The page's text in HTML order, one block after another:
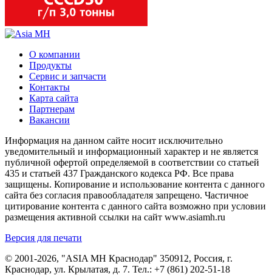
О компании
Продукты
Сервис и запчасти
Контакты
Карта сайта
Партнерам
Вакансии
Информация на данном сайте носит исключительно
уведомительный и информационный характер и не является
публичной офертой определяемой в соответствии со статьей
435 и статьей 437 Гражданского кодекса РФ. Все права
защищены. Копирование и использование контента с данного
сайта без согласия правообладателя запрещено. Частичное
цитирование контента с данного сайта возможно при условии
размещения активной ссылки на сайт www.asiamh.ru
Версия для печати
© 2001-2026, "ASIA MH Краснодар" 350912, Россия, г.
Краснодар, ул. Крылатая, д. 7. Тел.: +7 (861) 202-51-18